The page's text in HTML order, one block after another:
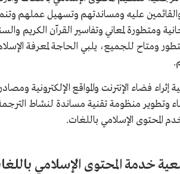
عليه ومساندتهم وتسهيل عملهم
ومتطورة لمعاني وتفاسير القرآن الكريم
ومتاح للجميع، يلبي الحاجة لمعرفة
فضاء الإنترنت والمواقع الإلكترونية ومصادر
وتطوير منظومة تقنية مساندة لنشاط
المحتوى الإسلامي باللغات.
خدمة المحتوى الإسلامي